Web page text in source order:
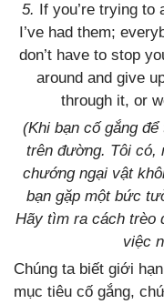
5. If you’re trying to
I’ve had them;
don’t have to stop
around and give
through it, or
(Khi bạn cố gắng
trên đường. Tôi có,
chướng ngại vật
bạn gặp một bức
Hãy tìm ra cách trèo
việc
Chúng ta biết giới
mục tiêu cố gắng,